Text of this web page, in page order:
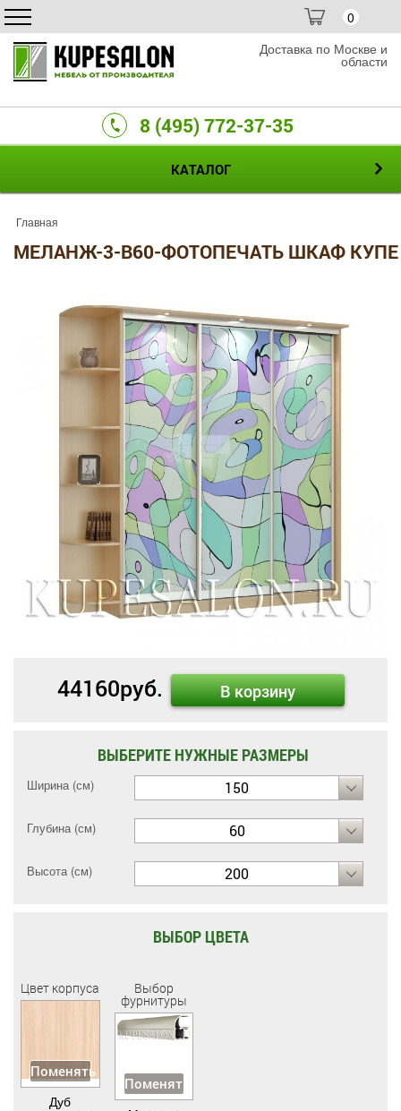
0
Доставка по Москве и
области
8 (495) 772-37-35
КАТАЛОГ
Главная
МЕЛАНЖ-3-B60-ФОТОПЕЧАТЬ ШКАФ КУПЕ
44160руб. В корзину
ВЫБЕРИТЕ НУЖНЫЕ РАЗМЕРЫ
Ширина (см) 150
Глубина (см) 60
Высота (см) 200
ВЫБОР ЦВЕТА
Цвет корпуса
Поменять
Дуб
Выбор
фурнитуры
Поменять